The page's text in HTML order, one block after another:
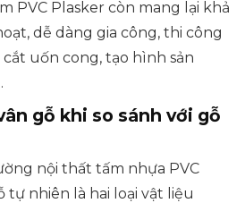
PVC Plasker còn mang lại khả
dễ dàng gia công, thi công
uốn cong, tạo hình sản
gỗ khi so sánh với gỗ
nội thất tấm nhựa PVC
tự nhiên là hai loại vật liệu